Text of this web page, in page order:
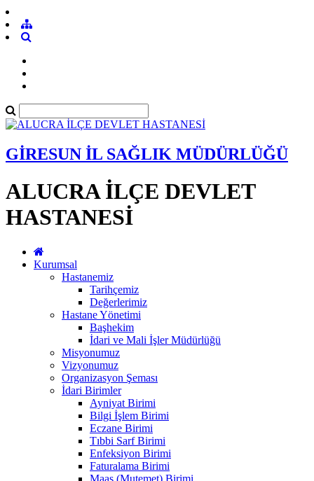
GİRESUN İL SAĞLIK MÜDÜRLÜĞÜ
ALUCRA İLÇE DEVLET
HASTANESİ
Kurumsal
Hastanemiz
Tarihçemiz
Değerlerimiz
Hastane Yönetimi
Başhekim
İdari ve Mali İşler Müdürlüğü
Misyonumuz
Vizyonumuz
Organizasyon Şeması
İdari Birimler
Ayniyat Birimi
Bilgi İşlem Birimi
Eczane Birimi
Tıbbi Sarf Birimi
Enfeksiyon Birimi
Faturalama Birimi
Maaş (Mutemet) Birimi